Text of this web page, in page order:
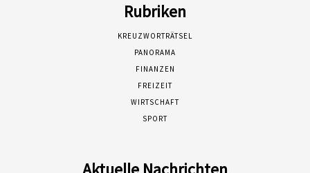
Rubriken
KREUZWORTRÄTSEL
PANORAMA
FINANZEN
FREIZEIT
WIRTSCHAFT
SPORT